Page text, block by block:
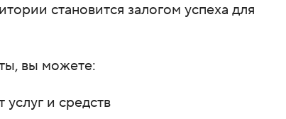
становится залогом успеха для
вы можете:
и средств